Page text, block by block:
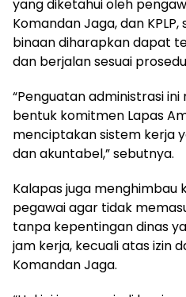
yang diketahui oleh
Komandan Jaga, dan
binaan diharapkan dapat
dan berjalan sesuai
“Penguatan administrasi
bentuk komitmen Lapas
menciptakan sistem kerja
dan akuntabel,” sebutnya.
Kalapas juga menghimbau
pegawai agar tidak
tanpa kepentingan dinas
jam kerja, kecuali atas izin
Komandan Jaga.